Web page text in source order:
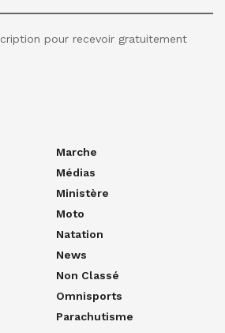
pour recevoir gratuitement
Marche
Médias
Ministère
Moto
Natation
News
Non Classé
Omnisports
Parachutisme